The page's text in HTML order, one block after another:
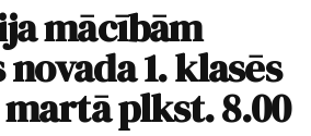
mācībām
1. klasēs
martā plkst. 8.00